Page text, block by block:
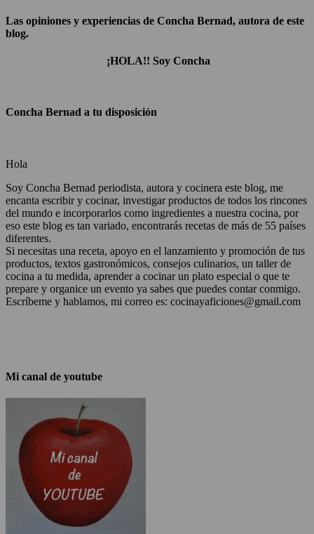
Las opiniones y experiencias de Concha Bernad, autora de este
blog.
¡HOLA!! Soy Concha
Concha Bernad a tu disposición
Hola
Soy Concha Bernad periodista, autora y cocinera este blog, me
encanta escribir y cocinar, investigar productos de todos los rincones
del mundo e incorporarlos como ingredientes a nuestra cocina, por
eso este blog es tan variado, encontrarás recetas de más de 55 países
diferentes.
Si necesitas una receta, apoyo en el lanzamiento y promoción de tus
productos, textos gastronómicos, consejos culinarios, un taller de
cocina a tu medida, aprender a cocinar un plato especial o que te
prepare y organice un evento ya sabes que puedes contar conmigo.
Escríbeme y hablamos, mi correo es: cocinayaficiones@gmail.com
Mi canal de youtube